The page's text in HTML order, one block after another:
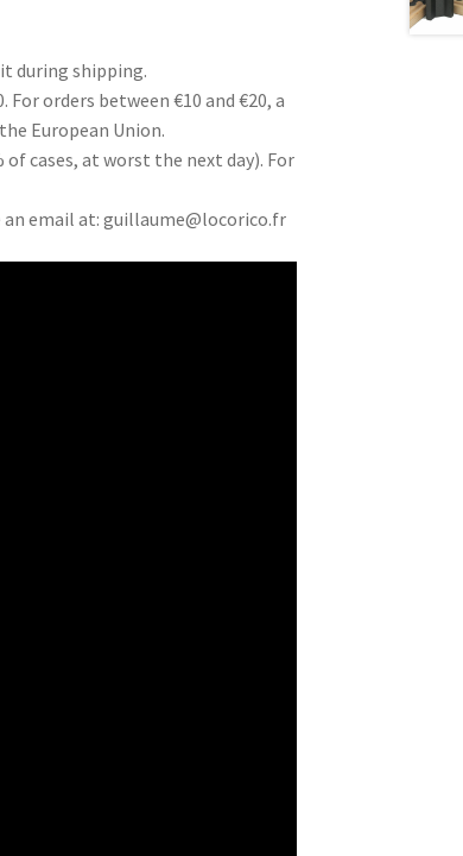
during shipping.
orders between €10 and €20, a
European Union.
cases, at worst the next day). For
an email at:guillaume@locorico.fr